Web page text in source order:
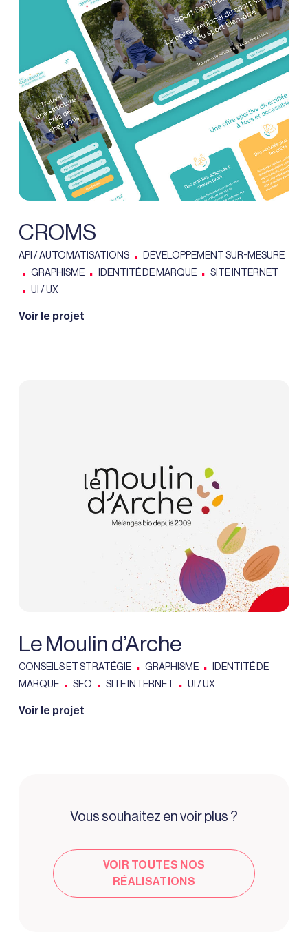
CROMS
API / AUTOMATISATIONS . DÉVELOPPEMENT SUR-MESURE
. GRAPHISME . IDENTITÉ DE MARQUE . SITE INTERNET
. UI / UX
Voir le projet
Le Moulin d’Arche
CONSEILS ET STRATÉGIE . GRAPHISME .
IDENTITÉ DE
MARQUE . SEO . SITE INTERNET . UI / UX
Voir le projet
Vous souhaitez en voir plus ?
VOIR TOUTES NOS
RÉALISATIONS